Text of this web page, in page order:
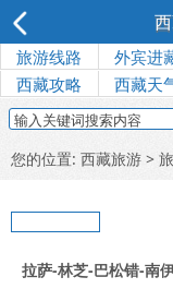
旅游线路 外宾进
西藏攻略
西藏天
您的位置: 西藏旅游 >
拉萨-林芝-巴松错-南